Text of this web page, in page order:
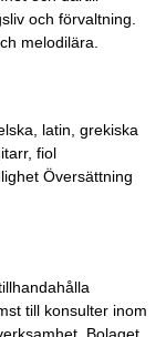
och förvaltning.
melodilära.
latin, grekiska
fiol
Översättning
till konsulter inom